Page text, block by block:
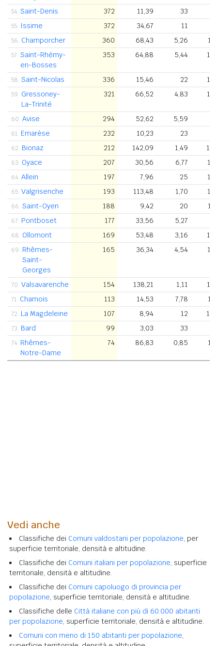
54. Saint-Denis 372 11,39 33
55. Issime 372 34,67 11
56. Champorcher 360 68,43 5,26
57. Saint-Rhémy-
en-Bosses
353 64,88 5,44
58. Saint-Nicolas 336 15,46 22
59. Gressoney-
La-Trinité
321 66,52 4,83
60. Avise 294 52,62 5,59
61. Emarèse 232 10,23 23
62. Bionaz 212 142,09 1,49
63. Oyace 207 30,56 6,77
64. Allein 197 7,96 25
65. Valgrisenche 193 113,48 1,70
66. Saint-Oyen 188 9,42 20
67. Pontboset 177 33,56 5,27
68. Ollomont 169 53,48 3,16
69. Rhêmes-
Saint-
Georges
165 36,34 4,54
70. Valsavarenche 154 138,21 1,11
71. Chamois 113 14,53 7,78
72. La Magdeleine 107 8,94 12
73. Bard 99 3,03 33
74. Rhêmes-
Notre-Dame
74 86,83 0,85
Vedi anche
Classifiche dei Comuni valdostani per popolazione, per
superficie territoriale, densità e altitudine.
Classifiche dei Comuni italiani per popolazione, superficie
territoriale, densità e altitudine.
Classifiche dei Comuni capoluogo di provincia per
popolazione, superficie territoriale, densità e altitudine.
Classifiche delle Città italiane con più di 60.000 abitanti
per popolazione, superficie territoriale, densità e altitudine.
Comuni con meno di 150 abitanti per popolazione,